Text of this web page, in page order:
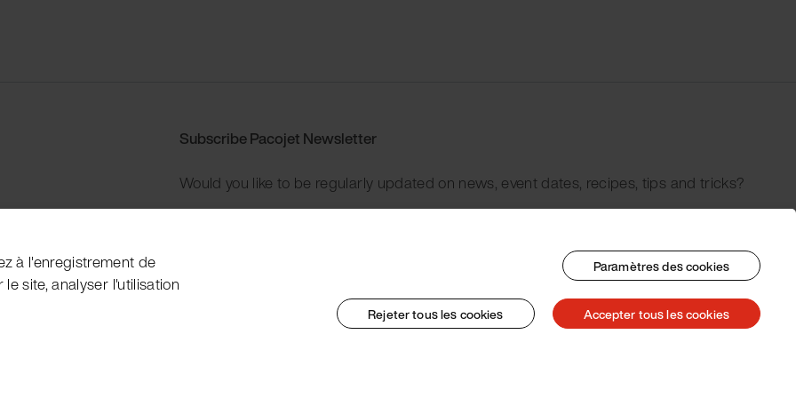
Subscribe Pacojet Newsletter
Would you like to be regularly updated on news, event dates, recipes, tips and tricks?
à l'enregistrement de
site, analyser l'utilisation
Paramètres des cookies
Rejeter tous les cookies Accepter tous les cookies